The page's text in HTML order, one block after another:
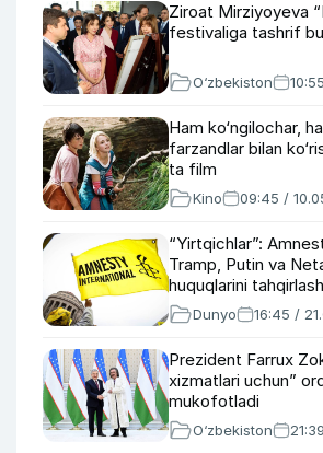
Ziroat Mirziyoyeva
festivaliga tashrif
O‘zbekiston
Ham ko‘ngilochar,
farzandlar bilan
ta film
Kino 09:45 /
“Yirtqichlar”:
Tramp, Putin va
huquqlarini
Dunyo 16:45 /
Prezident Farrux
xizmatlari uchun”
mukofotladi
O‘zbekiston